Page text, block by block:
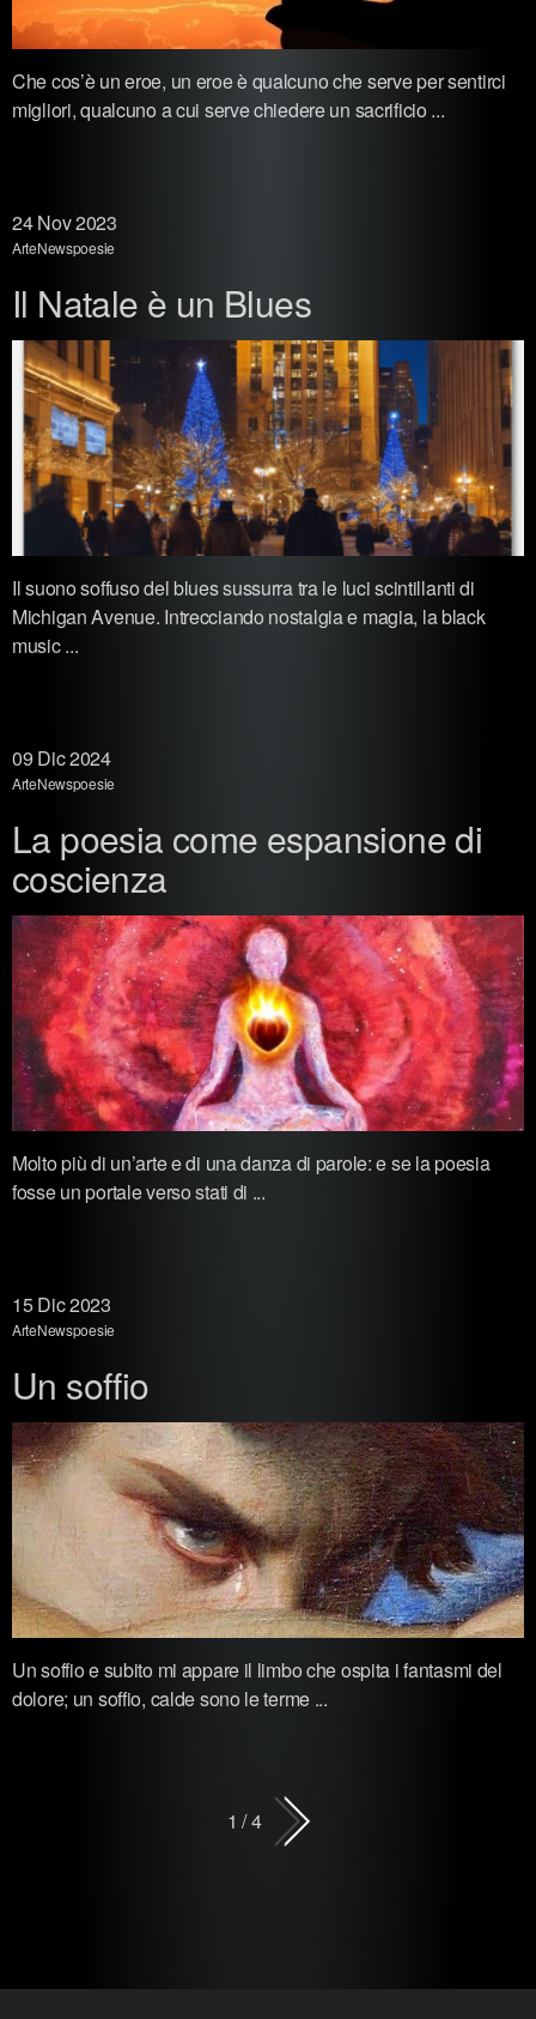
Che cos’è un eroe, un eroe è qualcuno che serve per sentirci
migliori, qualcuno a cui serve chiedere un sacrificio ...
24Nov 2023
ArteNewspoesie
Il Natale è un Blues
Il suono soffuso del blues sussurra tra le luci scintillanti di
Michigan Avenue. Intrecciando nostalgia e magia, la black
music ...
09 Dic 2024
ArteNewspoesie
La poesia come espansione di
coscienza
Molto più di un’arte e di una danza di parole: e se la poesia
fosse un portale verso stati di ...
15Dic 2023
ArteNewspoesie
Un soffio
Un soffio e subito mi appare il limbo che ospita i fantasmi del
dolore; un soffio, calde sono le terme ...
1 / 4